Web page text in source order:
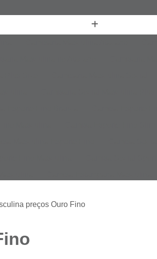
Camisa Masculina Estampada
Size
preços Ouro Fino